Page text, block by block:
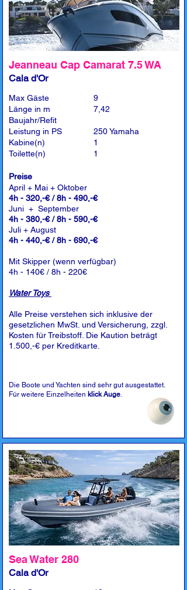
Jeanneau Cap Camarat 7.5 WA
Cala d'Or
Max Gäste
Länge in m
Baujahr/Refit
Leistung in PS
Kabine(n)
Toilette(n)
9
7,42
250 Yamaha
1
1
Preise
April + Mai + Oktober
4h - 320,-€ / 8h - 490,-€
Juni + September
4h - 380,-€ / 8h - 590,-€
Juli + August
4h - 440,-€ / 8h - 690,-€
Mit Skipper (wenn verfügbar)
4h - 140€ / 8h - 220€
Water Toys
Alle Preise verstehen sich inklusive der
gesetzlichen MwSt. und Versicherung, zzgl.
Kosten für Treibstoff. Die Kaution beträgt
1.500,-€ per Kreditkarte.
Die Boote und Yachten sind sehr gut ausgestattet.
Für weitere Einzelheiten klick Auge.
Sea Water 280
Cala d'Or